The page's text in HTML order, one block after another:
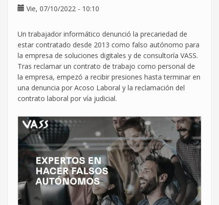
Vie, 07/10/2022 - 10:10
Un trabajador informático denunció la precariedad de
estar contratado desde 2013 como falso autónomo para
la empresa de soluciones digitales y de consultoría VASS.
Tras reclamar un contrato de trabajo como personal de
la empresa, empezó a recibir presiones hasta terminar en
una denuncia por Acoso Laboral y la reclamación del
contrato laboral por vía judicial.